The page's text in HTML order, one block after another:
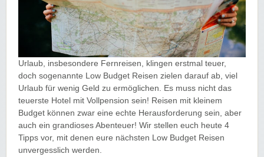
Urlaub, insbesondere Fernreisen, klingen erstmal teuer,
doch sogenannte Low Budget Reisen zielen darauf ab, viel
Urlaub für wenig Geld zu ermöglichen. Es muss nicht das
teuerste Hotel mit Vollpension sein! Reisen mit kleinem
Budget können zwar eine echte Herausforderung sein, aber
auch ein grandioses Abenteuer! Wir stellen euch heute 4
Tipps vor, mit denen eure nächsten Low Budget Reisen
unvergesslich werden.